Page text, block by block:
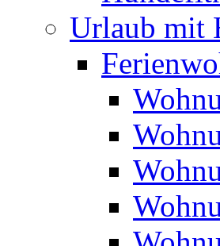
Urlaub mit